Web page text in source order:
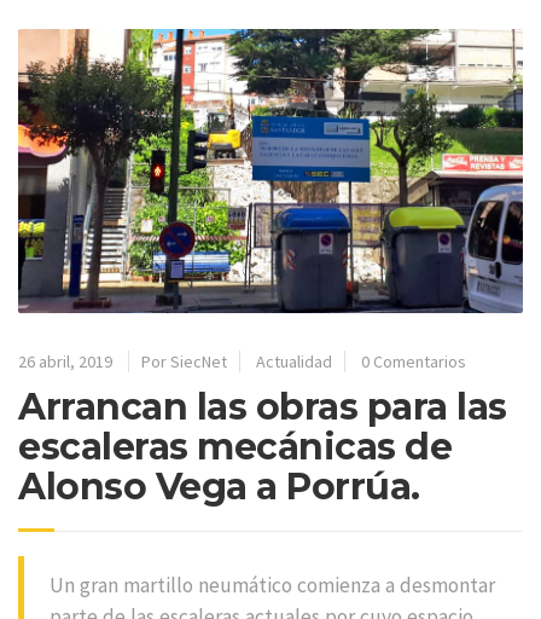
26 abril, 2019 Por SiecNet Actualidad 0 Comentarios
Arrancan las obras para las
escaleras mecánicas de
Alonso Vega a Porrúa.
Un gran martillo neumático comienza a desmontar